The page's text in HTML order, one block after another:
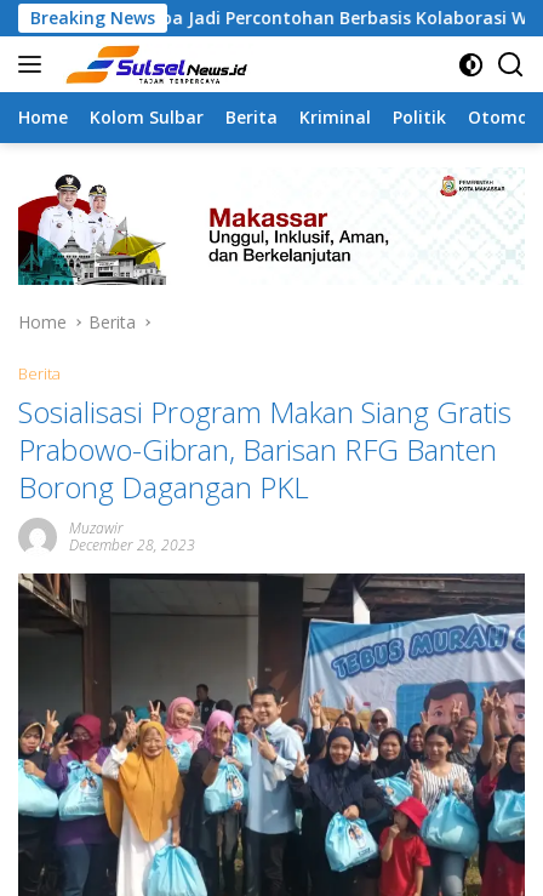
Skip
to
content
Breaking News
Jadi Percontohan Berbasis Kolaborasi Warga
Home Kolom Sulbar Berita Kriminal Politik
Home Berita
Berita
Sosialisasi Program Makan Siang Gratis
Prabowo-Gibran, Barisan RFG Banten
Borong Dagangan PKL
Muzawir
December 28, 2023